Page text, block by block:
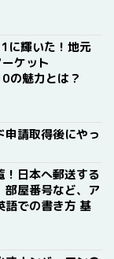
に輝いた！地元
ケット
の魅力とは？
申請取得後にやっ
！日本へ郵送する
部屋番号など、ア
語での書き方 基